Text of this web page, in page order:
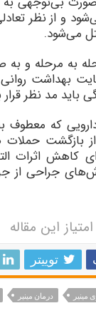
و از نظر
می‌شود.
به مرحله و به
بهداشت
باید مد نظر قرار
که معطوف
بازگشت حملات
کاهش اثرات
جراحی از
امتیاز این مقاله
توییتر
مینیر درمان مینیر